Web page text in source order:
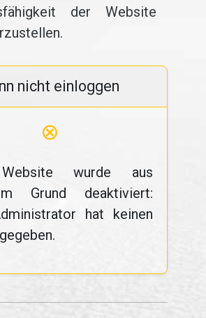
der Website
nicht einloggen
⊗
wurde aus
Grund deaktiviert:
hat keinen